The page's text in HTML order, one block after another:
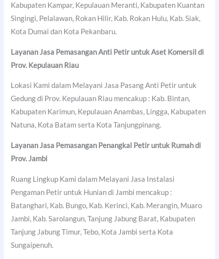
Kabupaten Kampar, Kepulauan Meranti, Kabupaten Kuantan
Singingi, Pelalawan, Rokan Hilir, Kab. Rokan Hulu, Kab. Siak,
Kota Dumai dan Kota Pekanbaru.
Layanan Jasa Pemasangan Anti Petir untuk Aset Komersil di
Prov. Kepulauan Riau
Lokasi Kami dalam Melayani Jasa Pasang Anti Petir untuk
Gedung di Prov. Kepulauan Riau mencakup : Kab. Bintan,
Kabupaten Karimun, Kepulauan Anambas, Lingga, Kabupaten
Natuna, Kota Batam serta Kota Tanjungpinang.
Layanan Jasa Pemasangan Penangkal Petir untuk Rumah di
Prov. Jambi
Ruang Lingkup Kami dalam Melayani Jasa Instalasi
Pengaman Petir untuk Hunian di Jambi mencakup :
Batanghari, Kab. Bungo, Kab. Kerinci, Kab. Merangin, Muaro
Jambi, Kab. Sarolangun, Tanjung Jabung Barat, Kabupaten
Tanjung Jabung Timur, Tebo, Kota Jambi serta Kota
Sungaipenuh.